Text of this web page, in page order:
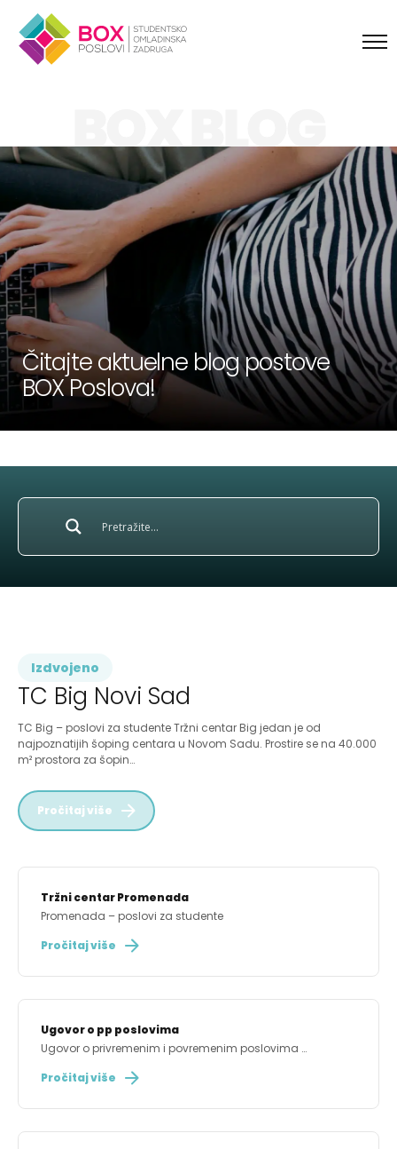
BOX BLOG
Čitajte aktuelne blog postove
BOX Poslova!
Izdvojeno
TC Big Novi Sad
TC Big – poslovi za studente Tržni centar Big jedan je od
najpoznatijih šoping centara u Novom Sadu. Prostire se na 40.000
m² prostora za šopin…
Pročitaj više
Tržni centar Promenada
Promenada – poslovi za studente
Pročitaj više
Ugovor o pp poslovima
Ugovor o privremenim i povremenim poslovima …
Pročitaj više